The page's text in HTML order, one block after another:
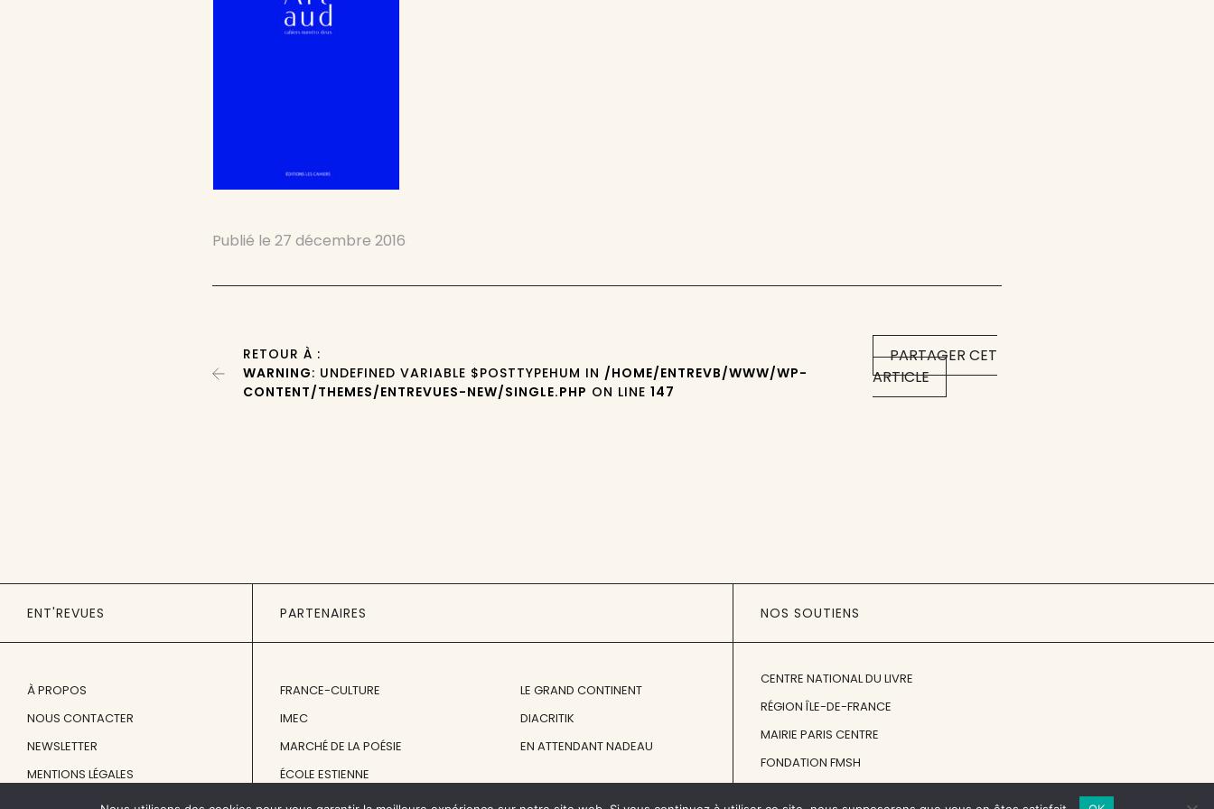
Publié le27 décembre 2016
PARTAGER CET
ARTICLE
RETOUR À :
WARNING: UNDEFINED VARIABLE $POSTTYPEHUM IN /HOME/ENTREVB/WWW/WP-
CONTENT/THEMES/ENTREVUES-NEW/SINGLE.PHP ON LINE147
ENT'REVUES
À PROPOS
NOUS CONTACTER
NEWSLETTER
MENTIONS LÉGALES
PARTENAIRES
FRANCE-CULTURE
IMEC
MARCHÉ DE LA POÉSIE
ÉCOLE ESTIENNE
LE GRAND CONTINENT
DIACRITIK
EN ATTENDANT NADEAU
NOS SOUTIENS
CENTRE NATIONAL DU LIVRE
RÉGION ÎLE-DE-FRANCE
MAIRIE PARIS CENTRE
FONDATION FMSH